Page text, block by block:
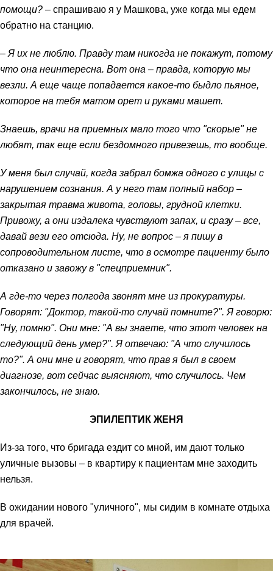
помощи? – спрашиваю я у Машкова, уже когда мы едем
обратно на станцию.
– Я их не люблю. Правду там никогда не покажут, потому
что она неинтересна. Вот она – правда, которую мы
везли. А еще чаще попадается какое-то быдло пьяное,
которое на тебя матом орет и руками машет.
Знаешь, врачи на приемных мало того что "скорые" не
любят, так еще если бездомного привезешь, то вообще.
У меня был случай, когда забрал бомжа одного с улицы с
нарушением сознания. А у него там полный набор –
закрытая травма живота, головы, грудной клетки.
Привожу, а они издалека чувствуют запах, и сразу – все,
давай вези его отсюда. Ну, не вопрос – я пишу в
сопроводительном листе, что в осмотре пациенту было
отказано и завожу в "спецприемник".
А где-то через полгода звонят мне из прокуратуры.
Говорят: "Доктор, такой-то случай помните?". Я говорю:
"Ну, помню". Они мне: "А вы знаете, что этот человек на
следующий день умер?". Я отвечаю: "А что случилось
то?". А они мне и говорят, что прав я был в своем
диагнозе, вот сейчас выясняют, что случилось. Чем
закончилось, не знаю.
ЭПИЛЕПТИК ЖЕНЯ
Из-за того, что бригада ездит со мной, им дают только
уличные вызовы – в квартиру к пациентам мне заходить
нельзя.
В ожидании нового "уличного", мы сидим в комнате отдыха
для врачей.